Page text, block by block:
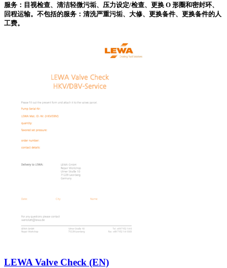
服务：目视检查、清洁轻微污垢、压力设定/检查、更换 O 形圈和密封环、
回程运输。不包括的服务：清洗严重污垢、大修、更换备件、更换备件的人
工费。
LEWA Valve Check (EN)